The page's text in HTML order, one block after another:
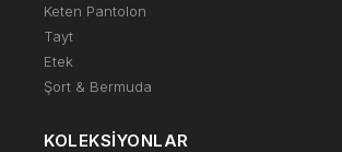
Keten Pantolon
Tayt
Etek
Şort & Bermuda
KOLEKSIYONLAR